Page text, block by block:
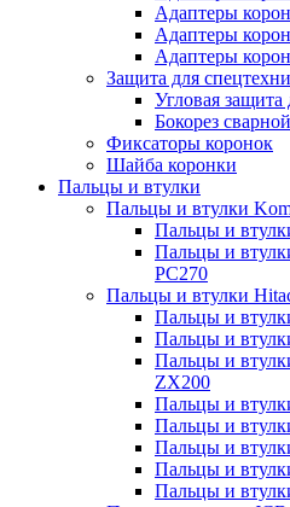
Адаптеры
Адаптеры
Адаптеры
Защита для
Угловая защита
Бокорез сварной
Фиксаторы коронок
Шайба коронки
Пальцы и втулки
Пальцы и втулки
Пальцы и
Пальцы и
PC270
Пальцы и втулки
Пальцы и
Пальцы и
Пальцы и
ZX200
Пальцы и
Пальцы и
Пальцы и
Пальцы и
Пальцы и